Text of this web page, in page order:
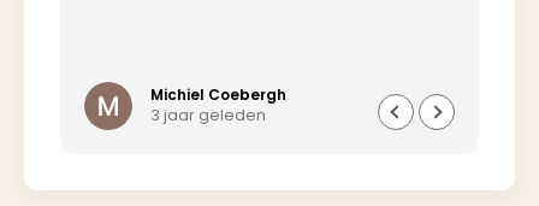
Michiel Coebergh
3 jaar geleden